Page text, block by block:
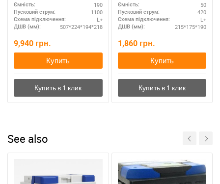
Ємність: 190
Пусковий струм: 1100
Схема підключення: L+
ДШВ (мм): 507*224*194*218
9,940 грн.
Купить
Ємність: 50
Пусковий струм: 420
Схема підключення: L+
ДШВ (мм): 215*175*190
1,860 грн.
Купить
See also